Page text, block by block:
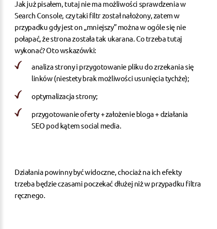
Jak już pisałem, tutaj nie ma możliwości sprawdzenia w
Search Console, czy taki filtr został nałożony, zatem w
przypadku gdy jest on „mniejszy” można w ogóle się nie
połapać, że strona została tak ukarana. Co trzeba tutaj
wykonać? Oto wskazówki:
analiza strony i przygotowanie pliku do zrzekania się
linków (niestety brak możliwości usunięcia tychże);
optymalizacja strony;
przygotowanie oferty + założenie bloga + działania
SEO pod kątem social media.
Działania powinny być widoczne, chociaż na ich efekty
trzeba będzie czasami poczekać dłużej niż w przypadku filtra
ręcznego.